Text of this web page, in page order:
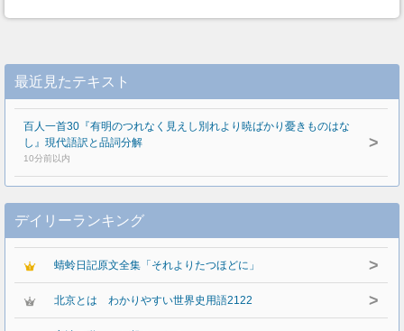
最近見たテキスト
百人一首30『有明のつれなく見えし別れより暁ばかり憂きものはな
し』現代語訳と品詞分解
10分前以内
>
デイリーランキング
蜻蛉日記原文全集「それよりたつほどに」 >
北京とは わかりやすい世界史用語2122 >